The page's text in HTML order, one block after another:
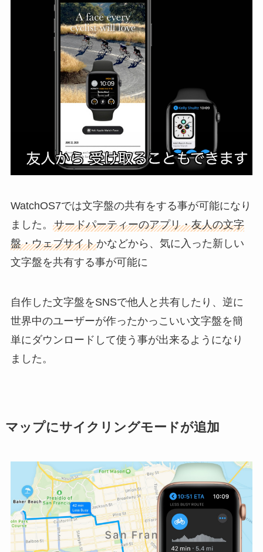
WatchOS7では文字盤の共有をする事が可能になり
ました。 サードパーティーのアプリ・友人の文字
盤・ウェブサイトかなどから、気に入った新しい
文字盤を共有する事が可能に
自作した文字盤をSNSで他人と共有したり、逆に
世界中のユーザーが作ったかっこいい文字盤を簡
単にダウンロードして使う事が出来るようになり
ました。
マップにサイクリングモードが追加